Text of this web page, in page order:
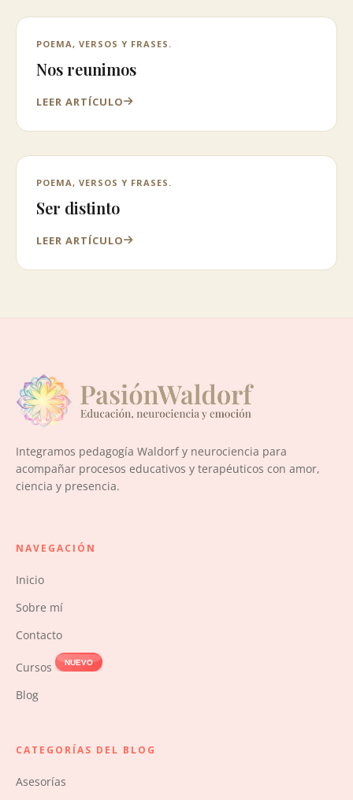
POEMA, VERSOS Y FRASES.
Nos reunimos
LEER ARTÍCULO
POEMA, VERSOS Y FRASES.
Ser distinto
LEER ARTÍCULO
Integramos pedagogía Waldorf y neurociencia para
acompañar procesos educativos y terapéuticos con amor,
ciencia y presencia.
NAVEGACIÓN
Inicio
Sobre mí
Contacto
Cursos NUEVO
Blog
CATEGORÍAS DEL BLOG
Asesorías